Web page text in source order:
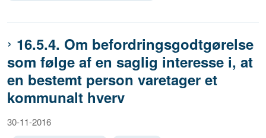
16.5.4. Om befordringsgodtgørelse
som følge af en saglig interesse i, at
en bestemt person varetager et
kommunalt hverv
30-11-2016